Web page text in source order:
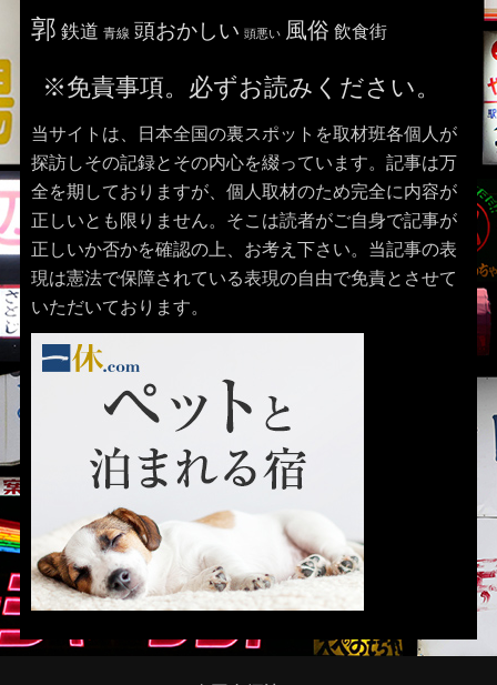
郭 鉄道 青線 頭おかしい 頭悪い 風俗 飲食街
※免責事項。必ずお読みください。
当サイトは、日本全国の裏スポットを取材班各個人が
探訪しその記録とその内心を綴っています。記事は万
全を期しておりますが、個人取材のため完全に内容が
正しいとも限りません。そこは読者がご自身で記事が
正しいか否かを確認の上、お考え下さい。当記事の表
現は憲法で保障されている表現の自由で免責とさせて
いただいております。